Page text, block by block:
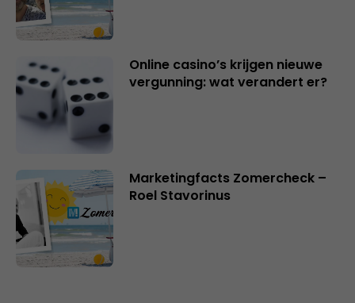
Online casino’s krijgen nieuwe
vergunning: wat verandert er?
Marketingfacts Zomercheck –
Roel Stavorinus